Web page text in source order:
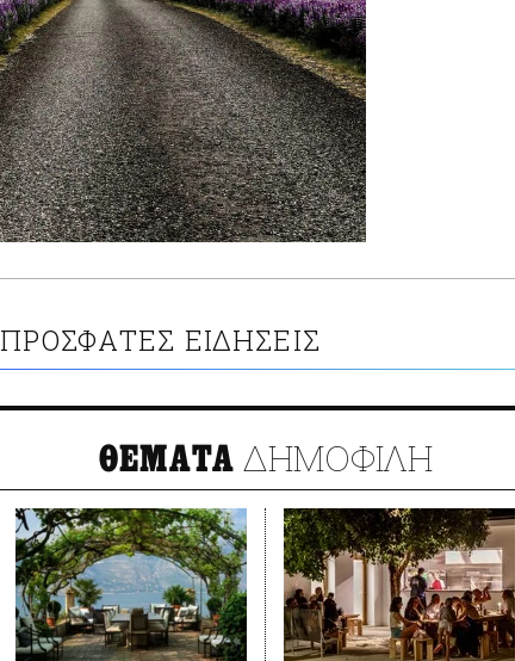
ΠΡΟΣΦΑΤΕΣ ΕΙΔΗΣΕΙΣ
ΘΕΜΑΤΑ ΔΗΜΟΦΙΛΗ